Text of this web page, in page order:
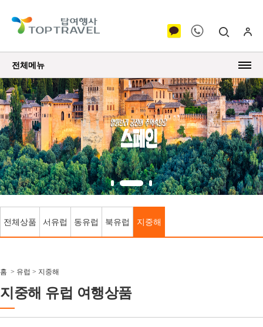
전체메뉴
전체상품 서유럽 동유럽 북유럽 지중해
홈 > 유럽 > 지중해
지중해 유럽 여행상품